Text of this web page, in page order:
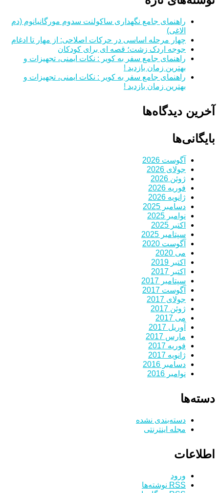
راهنمای جامع نگهداری ساکولنت سدوم مورگانیانوم (دم
الاغی)
چهار مرحله اساسی در حرکات اصلاحی: از مهار تا ادغام
جوجه اردک زشت؛ قصه ای برای کودکان
راهنمای جامع سفر به کویر : نکات ایمنی، تجهیزات و
بهترین زمان بازدید !
راهنمای جامع سفر به کویر : نکات ایمنی، تجهیزات و
بهترین زمان بازدید !
آخرین دیدگاه‌ها
بایگانی‌ها
آگوست 2026
جولای 2026
ژوئن 2026
فوریه 2026
ژانویه 2026
دسامبر 2025
نوامبر 2025
اکتبر 2025
سپتامبر 2025
آگوست 2020
می 2020
اکتبر 2019
اکتبر 2017
سپتامبر 2017
آگوست 2017
جولای 2017
ژوئن 2017
می 2017
آوریل 2017
مارس 2017
فوریه 2017
ژانویه 2017
دسامبر 2016
نوامبر 2016
دسته‌ها
دسته‌بندی نشده
مجله اینترنتی
اطلاعات
ورود
RSS نوشته‌ها